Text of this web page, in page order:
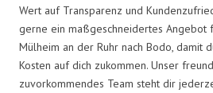
Wert auf Transparenz und
gerne ein maßgeschneidertes Angebot
Mülheim an der Ruhr nach Bodo, damit
Kosten auf dich zukommen. Unser
zuvorkommendes Team steht dir